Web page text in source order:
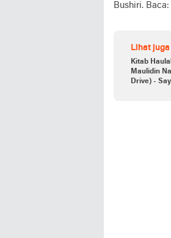
Bushiri. Baca:
Lihat juga
Kitab
Maulidin
Drive) -